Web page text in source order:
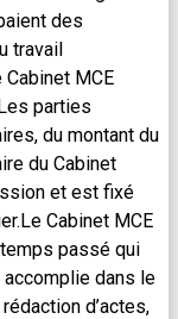
des
travail
MCE
parties
du montant du
du Cabinet
et est fixé
Cabinet MCE
passé qui
dans le
d’actes,